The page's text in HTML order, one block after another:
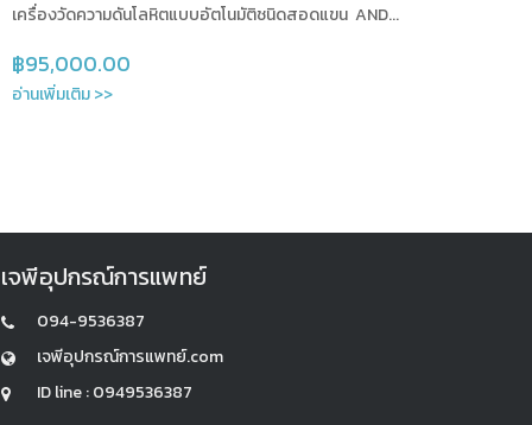
เครื่องวัดความดันโลหิตแบบอัตโนมัติชนิดสอดแขน AND...
฿95,000.00
อ่านเพิ่มเติม >>
เจพีอุปกรณ์การแพทย์
094-9536387
เจพีอุปกรณ์การแพทย์.com
ID line : 0949536387